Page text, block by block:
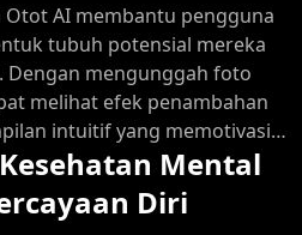
AI membantu pengguna
tubuh potensial mereka
Dengan mengunggah foto
melihat efek penambahan
intuitif yang memotivasi
pada rencana latihan
mereka.
Mental
Diri